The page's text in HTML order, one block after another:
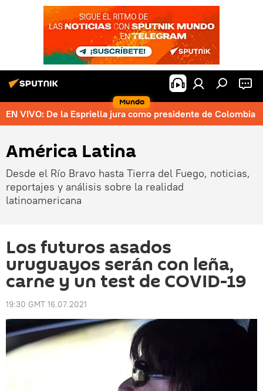
Mundo
EN VIVO: De la Espriella jura como presidente de Colombia
América Latina
Desde el Río Bravo hasta Tierra del Fuego, noticias,
reportajes y análisis sobre la realidad
latinoamericana
Los futuros asados
uruguayos serán con leña,
carne y un test de COVID-19
19:30 GMT 16.07.2021